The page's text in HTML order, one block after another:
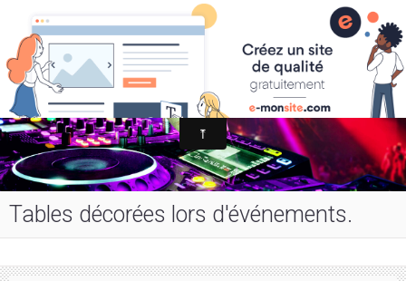
Salle de réception et de fête
Tables décorées lors d'événements.